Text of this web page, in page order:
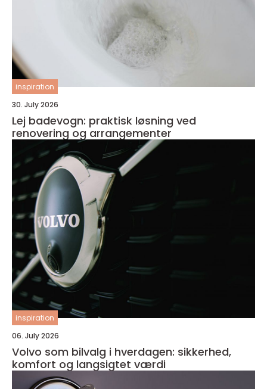
inspiration
30. July 2026
Lej badevogn: praktisk løsning ved
renovering og arrangementer
inspiration
06. July 2026
Volvo som bilvalg i hverdagen: sikkerhed,
komfort og langsigtet værdi